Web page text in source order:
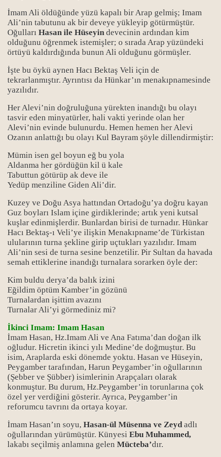
İmam Ali öldüğünde yüzü kapalı bir Arap gelmiş; Imam
Ali’nin tabutunu ak bir deveye yükleyip götürmüştür.
Oğulları Hasan ile Hüseyin devecinin ardından kim
olduğunu öğrenmek istemişler; o sırada Arap yüzündeki
örtüyü kaldırdığında bunun Ali olduğunu görmüşler.
İşte bu öykü aynen Hacı Bektaş Veli için de
tekrarlanmıştır. Ayrıntısı da Hünkar’ın menakıpnamesinde
yazılıdır.
Her Alevi’nin doğruluğuna yürekten inandığı bu olayı
tasvir eden minyatürler, hali vakti yerinde olan her
Alevi’nin evinde bulunurdu. Hemen hemen her Alevi
Ozanın anlattığı bu olayı Kul Bayram şöyle dillendirmiştir:
Mümin isen gel boyun eğ bu yola
Aldanma her gördüğün kil ü kale
Tabuttun götürüp ak deve ile
Yedüp menziline Giden Ali’dir.
Kuzey ve Doğu Asya hattından Ortadoğu’ya doğru kayan
Guz boyları Islam içine girdiklerinde; artık yeni kutsal
kuşlar edinmişlerdir. Bunlardan birisi de turnadır. Hünkar
Hacı Bektaş-ı Veli’ye ilişkin Menakıpname’de Türkistan
ulularının turna şekline girip uçtukları yazılıdır. Imam
Ali’nin sesi de turna sesine benzetilir. Pir Sultan da havada
semah ettiklerine inandığı turnalara sorarken öyle der:
Kim buldu derya’da balık izini
Eğildim öptüm Kamber’in gözünü
Turnalardan işittim avazını
Turnalar Ali’yi görmediniz mi?
İkinci Imam: Imam Hasan
İmam Hasan, Hz.Imam Ali ve Ana Fatıma’dan doğan ilk
oğludur. Hicretin ikinci yılı Medine’de doğmuştur. Bu
isim, Araplarda eski dönemde yoktu. Hasan ve Hüseyin,
Peygamber tarafından, Harun Peygamber’in oğullarının
(Şebber ve Şübber) isimlerinin Arapçaları olarak
konmuştur. Bu durum, Hz.Peygamber’in torunlarına çok
özel yer verdiğini gösterir. Ayrıca, Peygamber’in
reforumcu tavrını da ortaya koyar.
İmam Hasan’ın soyu, Hasan-ül Müsenna ve Zeydadlı
oğullarından yürümüştür. Künyesi Ebu Muhammed,
lakabı seçilmiş anlamına gelen Mücteba’dır.